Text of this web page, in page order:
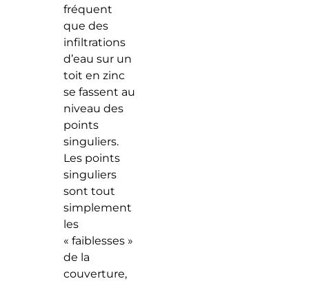
fréquent
que des
infiltrations
d’eau sur un
toit en zinc
se fassent au
niveau des
points
singuliers.
Les points
singuliers
sont tout
simplement
les
« faiblesses »
de la
couverture,